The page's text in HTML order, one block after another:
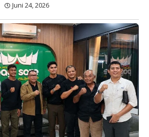
Juni 24, 2026